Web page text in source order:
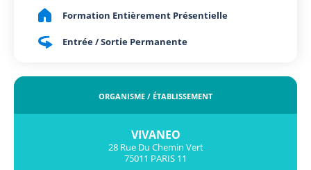
Formation Entièrement Présentielle
Entrée / Sortie Permanente
ORGANISME / ÉTABLISSEMENT
VIVANEO
28 Rue Du Chemin Vert
75011 PARIS 11